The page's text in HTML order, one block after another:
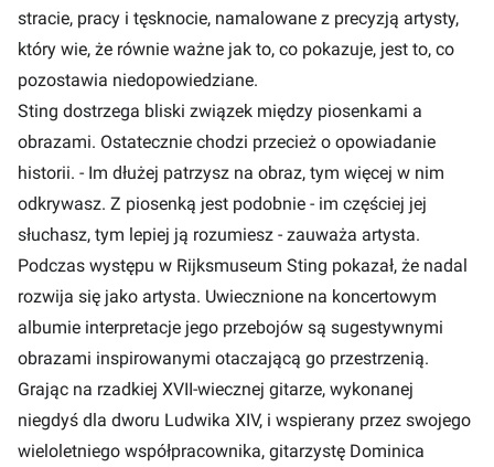
stracie, pracy i tęsknocie, namalowane z precyzją artysty,
który wie, że równie ważne jak to, co pokazuje, jest to, co
pozostawia niedopowiedziane.
Sting dostrzega bliski związek między piosenkami a
obrazami. Ostatecznie chodzi przecież o opowiadanie
historii. - Im dłużej patrzysz na obraz, tym więcej w nim
odkrywasz. Z piosenką jest podobnie - im częściej jej
słuchasz, tym lepiej ją rozumiesz - zauważa artysta.
Podczas występu w Rijksmuseum Sting pokazał, że nadal
rozwija się jako artysta. Uwiecznione na koncertowym
albumie interpretacje jego przebojów są sugestywnymi
obrazami inspirowanymi otaczającą go przestrzenią.
Grając na rzadkiej XVII-wiecznej gitarze, wykonanej
niegdyś dla dworu Ludwika XIV, i wspierany przez swojego
wieloletniego współpracownika, gitarzystę Dominica